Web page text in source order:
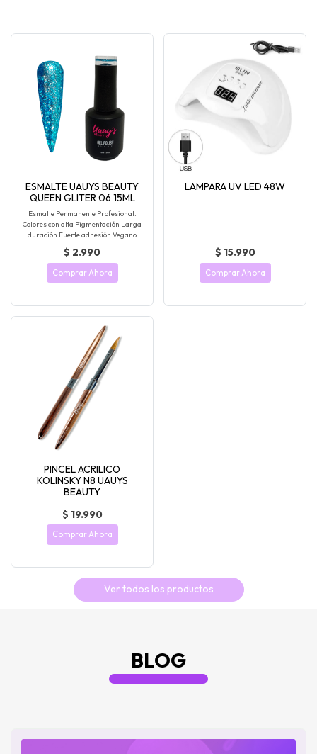
ESMALTE UAUYS BEAUTY
QUEEN GLITER 06 15ML
Esmalte Permanente Profesional.
Colores con alta Pigmentación Larga
duración Fuerte adhesión Vegano
$ 2.990
Comprar Ahora
LAMPARA UV LED 48W
$ 15.990
Comprar Ahora
PINCEL ACRILICO
KOLINSKY N8 UAUYS
BEAUTY
$ 19.990
Comprar Ahora
Ver todos los productos
BLOG